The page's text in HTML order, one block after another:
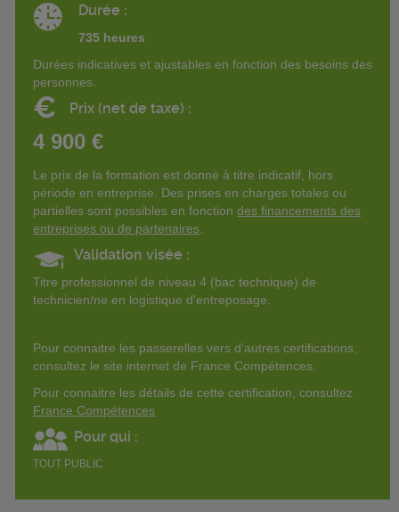
Durée :
735 heures
Durées indicatives et ajustables en fonction des besoins des
personnes.
€ Prix (net de taxe) :
4 900 €
Le prix de la formation est donné à titre indicatif, hors
période en entreprise. Des prises en charges totales ou
partielles sont possibles en fonction des financements des
entreprises ou de partenaires
Validation visée :
Titre professionnel de niveau 4 (bac technique) de
technicien/ne en logistique d'entreposage.
Pour connaitre les passerelles vers d'autres certifications,
consultez le site internet de France Compétences.
Pour connaitre les détails de cette certification, consultez
France Compétences
Pour qui :
TOUT PUBLIC